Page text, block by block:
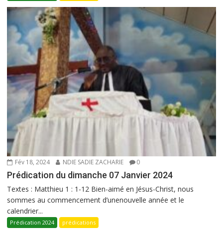
Fév 18, 2024 NDIE SADIE ZACHARIE 0
Prédication du dimanche 07 Janvier 2024
Textes : Matthieu 1 : 1-12 Bien-aimé en Jésus-Christ, nous
sommes au commencement d’unenouvelle année et le
calendrier...
Prédication 2024 prédications